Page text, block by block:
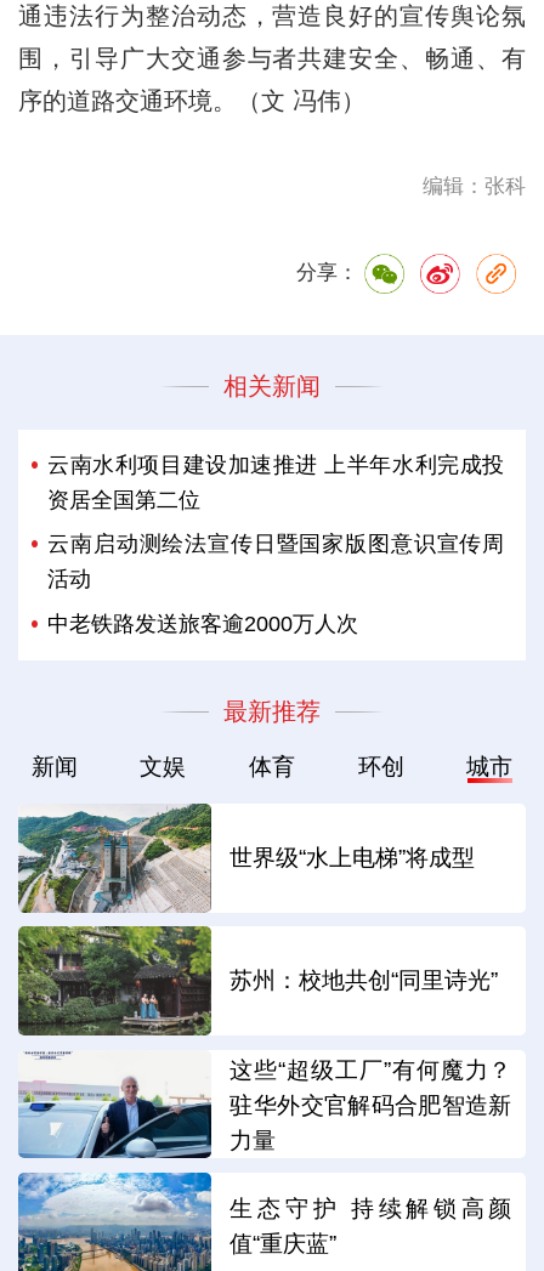
通违法行为整治动态，营造良好的宣传舆论氛
围，引导广大交通参与者共建安全、畅通、有
序的道路交通环境。（文 冯伟）
编辑：张科
分享：
相关新闻
云南水利项目建设加速推进 上半年水利完成投
资居全国第二位
云南启动测绘法宣传日暨国家版图意识宣传周
活动
中老铁路发送旅客逾2000万人次
最新推荐
新闻 文娱 体育 环创 城市
世界级“水上电梯”将成型
苏州：校地共创“同里诗光”
这些“超级工厂”有何魔力？
驻华外交官解码合肥智造新
力量
生态守护 持续解锁高颜
值“重庆蓝”